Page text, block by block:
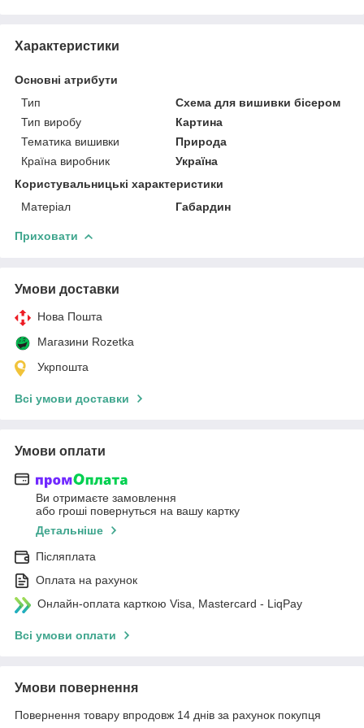
Характеристики
Основні атрибути
Тип
Схема для вишивки бісером
Тип виробу
Картина
Тематика вишивки
Природа
Країна виробник
Україна
Користувальницькі характеристики
Матеріал
Габардин
Приховати
Умови доставки
Нова Пошта
Магазини Rozetka
Укрпошта
Всі умови доставки
Умови оплати
Ви отримаєте замовлення
або гроші повернуться на вашу картку
Детальніше
Післяплата
Оплата на рахунок
Онлайн-оплата карткою Visa, Mastercard - LiqPay
Всі умови оплати
Умови повернення
Повернення товару впродовж 14 днів за рахунок покупця